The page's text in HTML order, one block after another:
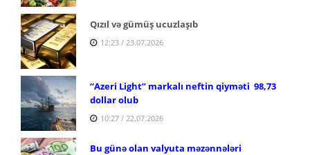
Qızıl və gümüş ucuzlaşıb
12:23 / 23.07.2026
“Azeri Light” markalı neftin qiyməti 98,73
dollar olub
10:27 / 22.07.2026
Bu günə olan valyuta məzənnələri